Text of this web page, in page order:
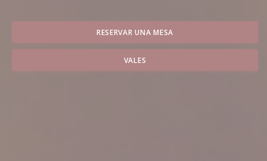
RESERVAR UNA MESA
VALES